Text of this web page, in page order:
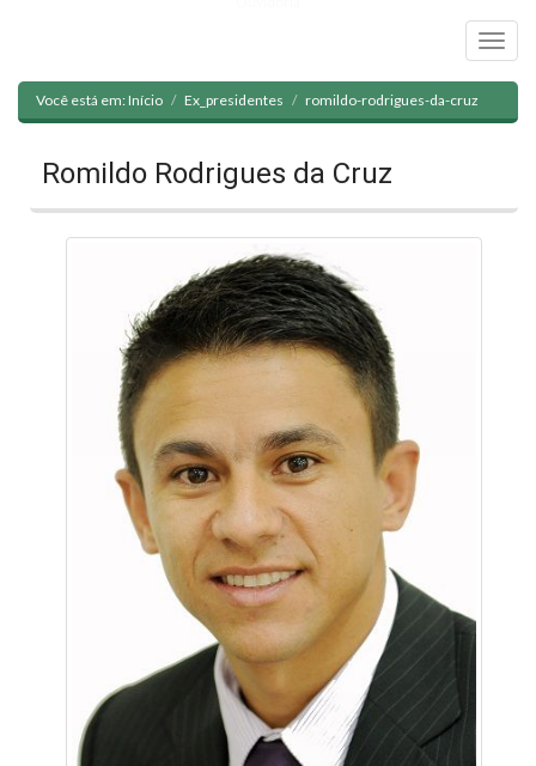
Você está em:Início Ex_presidentes romildo-rodrigues-da-cruz
Romildo Rodrigues da Cruz